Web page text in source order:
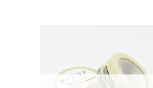
「願
望輕